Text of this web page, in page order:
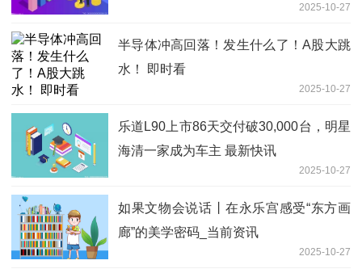
2025-10-27
半导体冲高回落！发生什么了！A股大跳
水！ 即时看
2025-10-27
乐道L90上市86天交付破30,000台，明星
海清一家成为车主 最新快讯
2025-10-27
如果文物会说话丨在永乐宫感受“东方画
廊”的美学密码_当前资讯
2025-10-27